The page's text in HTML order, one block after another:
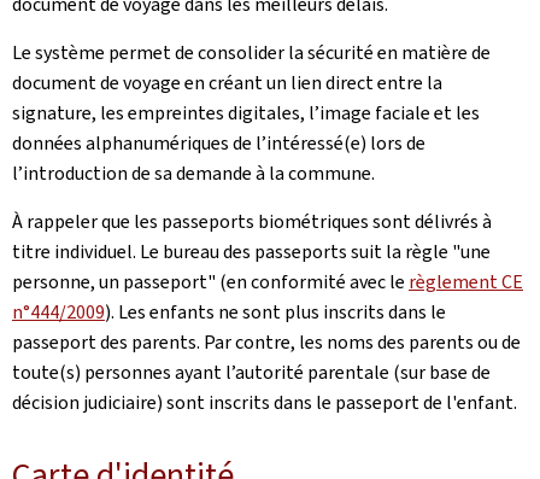
Le système permet de consolider la sécurité en matière de
document de voyage en créant un lien direct entre la
signature, les empreintes digitales, l’image faciale et les
données alphanumériques de l’intéressé(e) lors de
l’introduction de sa demande à la commune.
À rappeler que les passeports biométriques sont délivrés à
titre individuel. Le bureau des passeports suit la règle "une
personne, un passeport" (en conformité avec le règlement CE
n°444/2009). Les enfants ne sont plus inscrits dans le
passeport des parents. Par contre, les noms des parents ou de
toute(s) personnes ayant l’autorité parentale (sur base de
décision judiciaire) sont inscrits dans le passeport de l'enfant.